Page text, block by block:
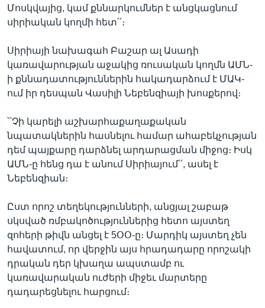
Մոսկվայից, կամ քննարկումներ է անցկացնում
սիրիական կողմի հետ՛՛։
Սիրիայի նախագահ Բաշար ալ Ասադի
կառավարության աջակից ռուսական կողմն ԱՄՆ-
ի քննադատություններին հակադարձում է ՄԱԿ-
ում իր դեսպան Վասիլի Նեբենզիայի խոսքերով։
՝՝Չի կարելի աշխարհաքաղաքական
նպատակներին հասնելու համար ահաբեկչության
դեմ պայքարը դարձնել արդարացման միջոց։ Իսկ
ԱՄՆ-ը հենց դա է անում Սիրիայում՛՛, ասել է
Նեբենզիան։
Ըստ որոշ տեղեկությունների, անցյալ շաբաթ
սկսված ռմբակոծություններից հետո այստեղ
զոհերի թիվն անցել է 5ՕՕ-ը։ Մարդիկ այստեղ չեն
հավատում, որ վերջին այս հրադադարը որոշակի
դրական դեր կխաղա ապստամբ ու
կառավարական ուժերի միջեւ մարտերը
դադարեցնելու հարցում։